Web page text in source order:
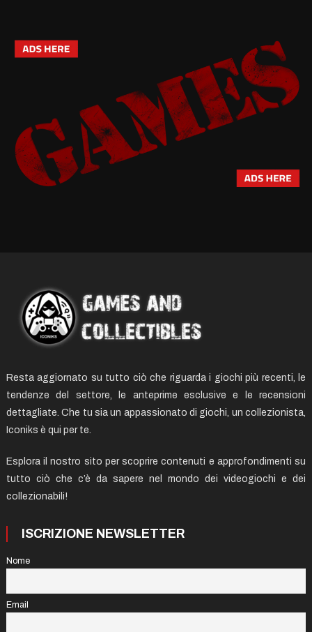
Resta aggiornato su tutto ciò che riguarda i giochi più recenti, le
tendenze del settore, le anteprime esclusive e le recensioni
dettagliate. Che tu sia un appassionato di giochi, un collezionista,
Iconiks è qui per te.
Esplora il nostro sito per scoprire contenuti e approfondimenti su
tutto ciò che c’è da sapere nel mondo dei videogiochi e dei
collezionabili!
ISCRIZIONE NEWSLETTER
Nome
Email